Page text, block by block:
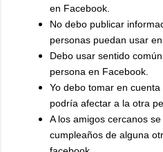
en Facebook.
No debo publicar
personas puedan usar
Debo usar sentido
persona en Facebook.
Yo debo tomar en
podría afectar a la otra
A los amigos cercanos
cumpleaños de alguna